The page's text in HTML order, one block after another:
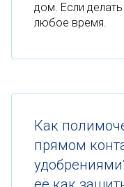
дом. Если
любое время.
Как
прямом